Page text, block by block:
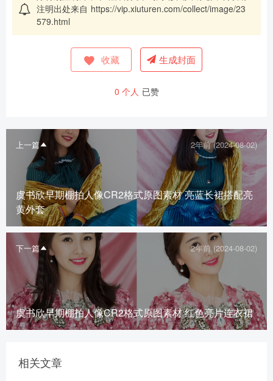
注明出处来自 https://vip.xiuturen.com/collect/image/23
579.html
收藏 生成封面
0 个人 已赞
上一篇 2年前 (2024-08-02)
虞书欣早期棚拍人像CR2格式原图素材 亮蓝长裙搭配亮
黄外套
下一篇 2年前 (2024-08-02)
虞书欣早期棚拍人像CR2格式原图素材 红色亮片连衣裙
相关文章